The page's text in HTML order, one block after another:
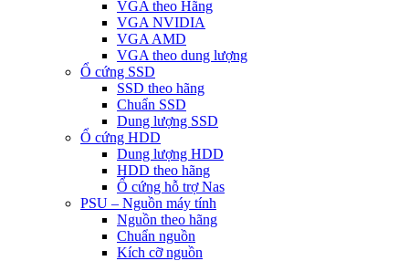
VGA theo Hãng
VGA NVIDIA
VGA AMD
VGA theo dung lượng
Ổ cứng SSD
SSD theo hãng
Chuẩn SSD
Dung lượng SSD
Ổ cứng HDD
Dung lượng HDD
HDD theo hãng
Ổ cứng hỗ trợ Nas
PSU – Nguồn máy tính
Nguồn theo hãng
Chuẩn nguồn
Kích cỡ nguồn